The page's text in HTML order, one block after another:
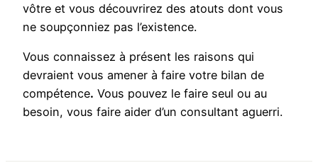
vôtre et vous découvrirez des atouts dont vous
ne soupçonniez pas l’existence.
Vous connaissez à présent les raisons qui
devraient vous amener à faire votre bilan de
compétence. Vous pouvez le faire seul ou au
besoin, vous faire aider d’un consultant aguerri.